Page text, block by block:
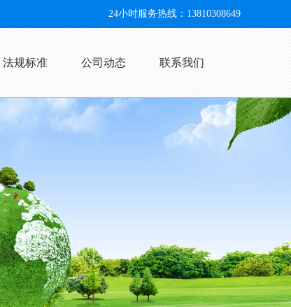
24小时服务热线：13810308649
法规标准 公司动态 联系我们